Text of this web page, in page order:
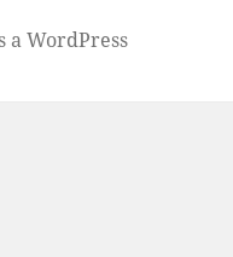
a WordPress